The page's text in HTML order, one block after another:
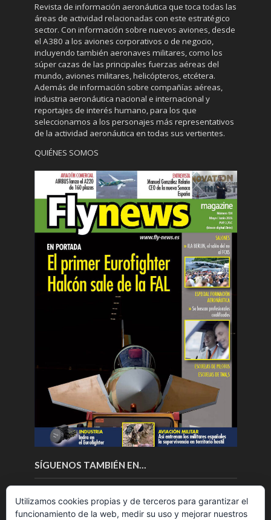
Revista de información aeronáutica que toca todas las
áreas de actividad relacionadas con este estratégico
sector. Con información sobre nuevos aviones, desde
el A380 a los aviones corporativos o de negocio,
incluyendo también aeronaves militares, como los
súper cazas de las principales fuerzas aéreas del
mundo, aviones militares, helicópteros, etcétera.
Además de información sobre compañías aéreas,
industria aeronáutica nacional e internacional y
reportajes de interés humano, para los que
seleccionamos a los personajes más representativos
de la actividad aeronáutica en todas sus vertientes.
QUIÉNES SOMOS
SÍGUENOS TAMBIÉN EN…
Utilizamos cookies propias y de terceros para garantizar el
funcionamiento de la web, medir su uso y mejorar nuestros